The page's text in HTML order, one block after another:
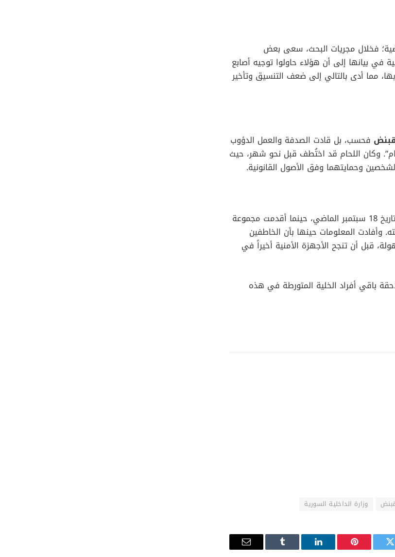
فخلال مجريات البحث، سعى بعض
بيانها إلى أن هؤلاء حاولوا توجيه أصابع
فحسب، بل قادت الصدفة والعمل الدؤوب
وحمايتهما وفق الأصول القانونية.
تعود إلى تاريخ 18 سبتمبر الماضي، حينما أقدمت مجموعة
المعلومات حينها بأن الخاطفين
قبل أن تنجح الأجهزة الأمنية أخيراً في
وزارة الداخلية السورية